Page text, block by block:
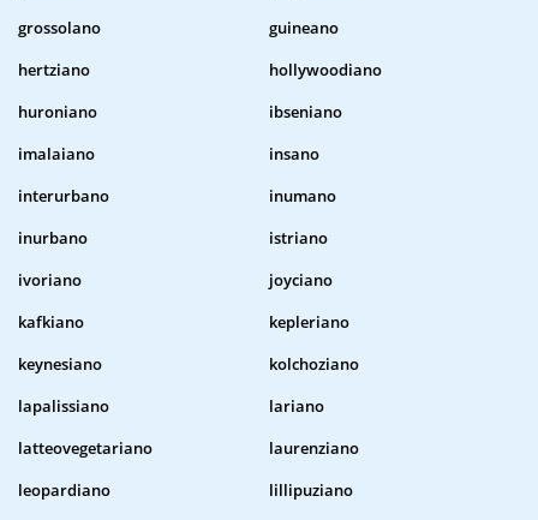
grossolano
guineano
hertziano
hollywoodiano
huroniano
ibseniano
imalaiano
insano
interurbano
inumano
inurbano
istriano
ivoriano
joyciano
kafkiano
kepleriano
keynesiano
kolchoziano
lapalissiano
lariano
latteovegetariano
laurenziano
leopardiano
lillipuziano